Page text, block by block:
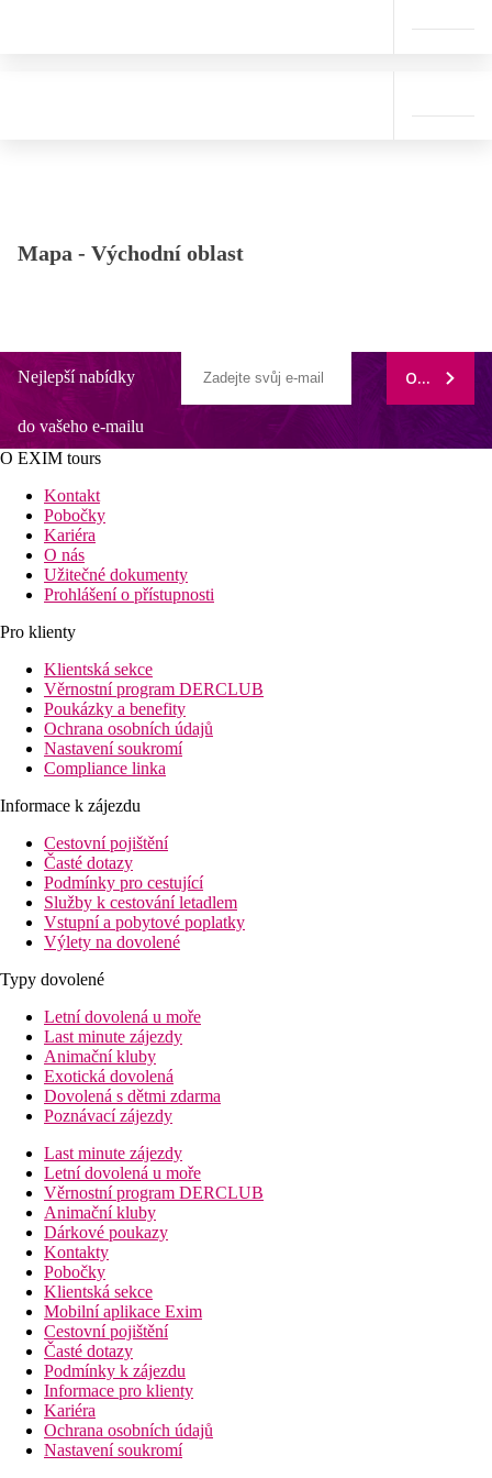
Mapa - Východní oblast
Nejlepší nabídky
do vašeho e-mailu
ODEBÍRAT
O EXIM tours
Kontakt
Pobočky
Kariéra
O nás
Užitečné dokumenty
Prohlášení o přístupnosti
Pro klienty
Klientská sekce
Věrnostní program DERCLUB
Poukázky a benefity
Ochrana osobních údajů
Nastavení soukromí
Compliance linka
Informace k zájezdu
Cestovní pojištění
Časté dotazy
Podmínky pro cestující
Služby k cestování letadlem
Vstupní a pobytové poplatky
Výlety na dovolené
Typy dovolené
Letní dovolená u moře
Last minute zájezdy
Animační kluby
Exotická dovolená
Dovolená s dětmi zdarma
Poznávací zájezdy
Last minute zájezdy
Letní dovolená u moře
Věrnostní program DERCLUB
Animační kluby
Dárkové poukazy
Kontakty
Pobočky
Klientská sekce
Mobilní aplikace Exim
Cestovní pojištění
Časté dotazy
Podmínky k zájezdu
Informace pro klienty
Kariéra
Ochrana osobních údajů
Nastavení soukromí